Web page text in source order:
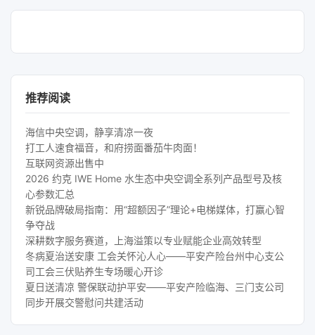
推荐阅读
海信中央空调，静享清凉一夜
打工人速食福音，和府捞面番茄牛肉面！
互联网资源出售中
2026 约克 IWE Home 水生态中央空调全系列产品型号及核
心参数汇总
新锐品牌破局指南：用“超额因子”理论+电梯媒体，打赢心智
争夺战
深耕数字服务赛道，上海溢策以专业赋能企业高效转型
冬病夏治送安康 工会关怀沁人心——平安产险台州中心支公
司工会三伏贴养生专场暖心开诊
夏日送清凉 警保联动护平安——平安产险临海、三门支公司
同步开展交警慰问共建活动